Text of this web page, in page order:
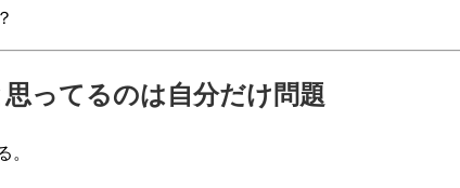
ってるのは自分だけ問題
。